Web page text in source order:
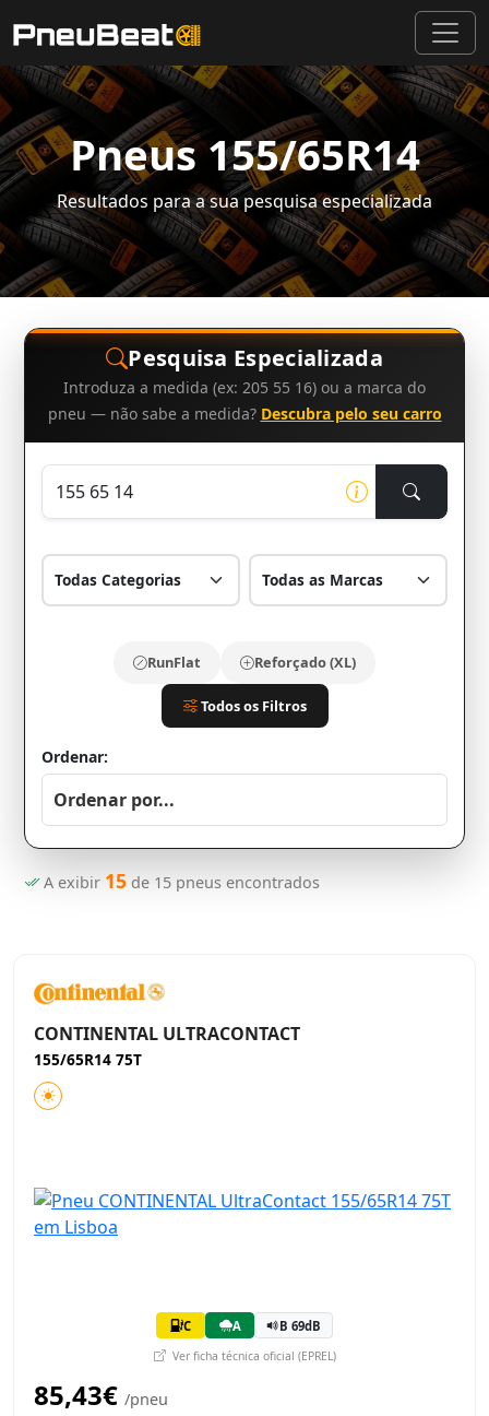
Pneus 155/65R14
Resultados para a sua pesquisa especializada
Pesquisa Especializada
Introduza a medida (ex: 205 55 16) ou a marca do
pneu — não sabe a medida? Descubra pelo seu carro
RunFlat Reforçado (XL)
Todos os Filtros
Ordenar:
A exibir 15 de 15 pneus encontrados
CONTINENTAL ULTRACONTACT
155/65R14 75T
C A B 69dB
Ver ficha técnica oficial (EPREL)
85,43€ /pneu